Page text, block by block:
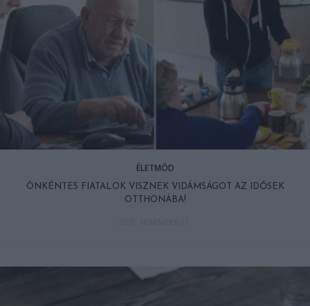
ÉLETMÓD
ÖNKÉNTES FIATALOK VISZNEK VIDÁMSÁGOT AZ IDŐSEK
OTTHONÁBA!